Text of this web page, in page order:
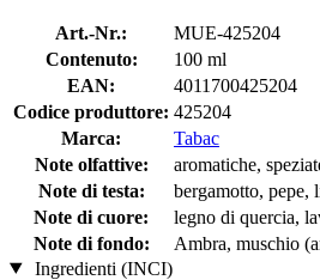
Art.-Nr.:
MUE-425204
Contenuto:
100 ml
EAN:
4011700425204
Codice produttore: 425204
Marca:
Tabac
Note olfattive:
aromatiche,
Note di testa:
bergamotto, pepe,
Note di cuore:
legno di quercia,
Note di fondo:
Ambra, muschio
Ingredienti (INCI)